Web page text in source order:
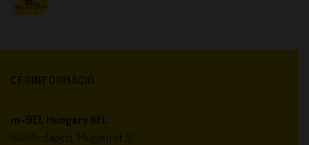
CÉGINFORMÁCIÓ
m-GEL Hungary Kft.
1044 Budapest, Megyeri út 51.